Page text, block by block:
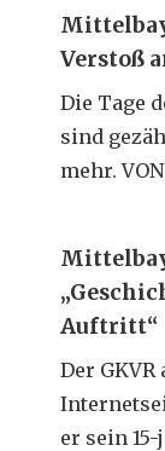
Verstoß
Die Tage
sind
mehr.
Auftritt“
Der
er sein